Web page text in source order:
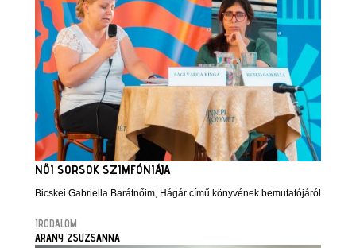
NŐI SORSOK SZIMFÓNIÁJA
Bicskei Gabriella Barátnőim, Hágár című könyvének bemutatójáról
IRODALOM
ARANY ZSUZSANNA